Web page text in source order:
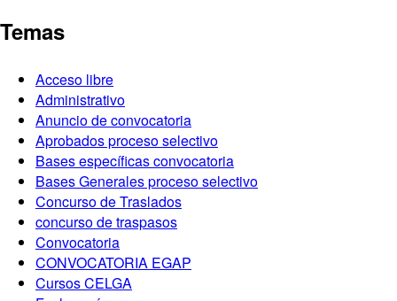
Temas
Acceso libre
Administrativo
Anuncio de convocatoria
Aprobados proceso selectivo
Bases específicas convocatoria
Bases Generales proceso selectivo
Concurso de Traslados
concurso de traspasos
Convocatoria
CONVOCATORIA EGAP
Cursos CELGA